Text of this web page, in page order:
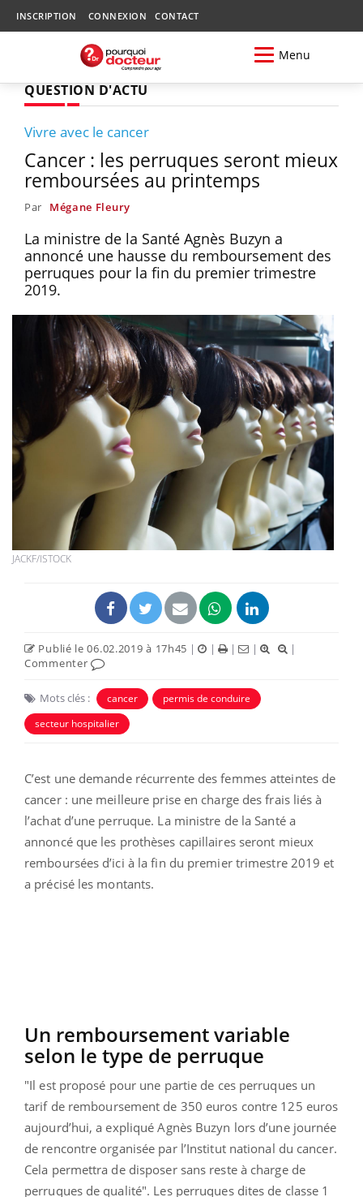
INSCRIPTION CONNEXION CONTACT
Menu
QUESTION D'ACTU
Vivre avec le cancer
Cancer : les perruques seront mieux
remboursées au printemps
Par Mégane Fleury
La ministre de la Santé Agnès Buzyn a
annoncé une hausse du remboursement des
perruques pour la fin du premier trimestre
2019.
JACKF/ISTOCK
Publié le 06.02.2019 à 17h45 | | | |
|
Commenter
Mots clés : cancer
permis de conduire
secteur hospitalier
C’est une demande récurrente des femmes atteintes de
cancer : une meilleure prise en charge des frais liés à
l’achat d’une perruque. La ministre de la Santé a
annoncé que les prothèses capillaires seront mieux
remboursées d’ici à la fin du premier trimestre 2019 et
a précisé les montants.
Un remboursement variable
selon le type de perruque
"Il est proposé pour une partie de ces perruques un
tarif de remboursement de 350 euros contre 125 euros
aujourd’hui, a expliqué Agnès Buzyn lors d’une journée
de rencontre organisée par l’Institut national du cancer.
Cela permettra de disposer sans reste à charge de
perruques de qualité". Les perruques dites de classe 1